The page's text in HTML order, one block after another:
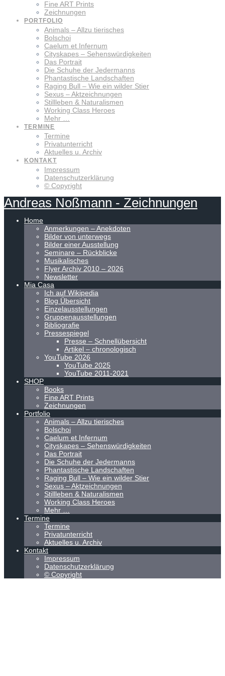
Fine ART Prints
Zeichnungen
PORTFOLIO
Animals – Allzu tierisches
Bolschoi
Caelum et Infernum
Cityskapes – Sehenswürdigkeiten
Das Portrait
Die Schuhe der Jedermanns
Phantastische Landschaften
Raging Bull – Wie ein wilder Stier
Sexus – Aktzeichnungen
Stillleben & Naturalismen
Working Class Heroes
Mehr …
TERMINE
Termine
Privatunterricht
Aktuelles u. Archiv
KONTAKT
Impressum
Datenschutzerklärung
© Copyright
Andreas Noßmann - Zeichnungen
Home
Anmerkungen – Anekdoten
Bilder von unterwegs
Bilder einer Ausstellung
Seminare – Rückblicke
Musikalisches
Flyer Archiv 2010 – 2026
Newsletter
Mia Casa
Ich auf Wikipedia
Blog Übersicht
Einzelausstellungen
Gruppenausstellungen
Bibliografie
Pressespiegel
Presse – Schnellübersicht
Artikel – chronologisch
YouTube 2026
YouTube 2025
YouTube 2011-2021
SHOP
Books
Fine ART Prints
Zeichnungen
Portfolio
Animals – Allzu tierisches
Bolschoi
Caelum et Infernum
Cityskapes – Sehenswürdigkeiten
Das Portrait
Die Schuhe der Jedermanns
Phantastische Landschaften
Raging Bull – Wie ein wilder Stier
Sexus – Aktzeichnungen
Stillleben & Naturalismen
Working Class Heroes
Mehr …
Termine
Termine
Privatunterricht
Aktuelles u. Archiv
Kontakt
Impressum
Datenschutzerklärung
© Copyright